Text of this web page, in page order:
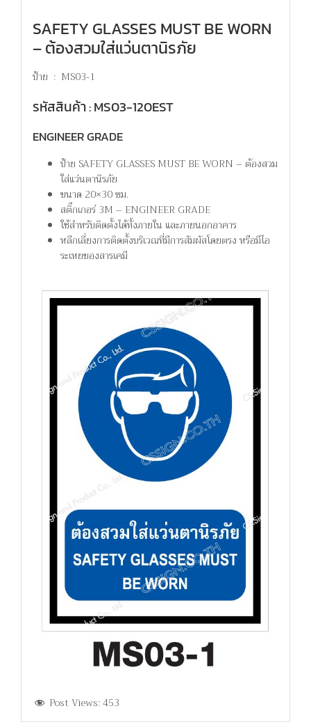
SAFETY GLASSES MUST BE WORN
– ต้องสวมใส่แว่นตานิรภัย
ป้าย : MS03-1
รหัสสินค้า : MS03-120EST
ENGINEER GRADE
ป้าย SAFETY GLASSES MUST BE WORN – ต้องสวม
ใส่แว่นตานิรภัย
ขนาด 20×30 ซม.
สติ๊กเกอร์ 3M – ENGINEER GRADE
ใช้สำหรับติดตั้งได้ทั้งภายใน และภายนอกอาคาร
หลีกเลี่ยงการติดตั้งบริเวณที่มีการสัมผัสโดยตรง หรือมีไอ
ระเหยของสารเคมี
Post Views:453